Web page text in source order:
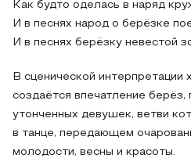
Как будто оделась в наряд
И в песнях народ о берёзке
И в песнях берёзку невестой
В сценической интерпретации
создаётся впечатление
утонченных девушек, ветви
в танце, передающем
молодости, весны и красоты.